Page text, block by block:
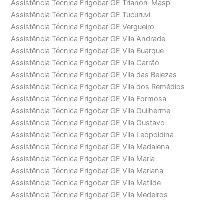
Assistência Técnica Frigobar GE Trianon-Masp
Assistência Técnica Frigobar GE Tucuruvi
Assistência Técnica Frigobar GE Vergueiro
Assistência Técnica Frigobar GE Vila Andrade
Assistência Técnica Frigobar GE Vila Buarque
Assistência Técnica Frigobar GE Vila Carrão
Assistência Técnica Frigobar GE Vila das Belezas
Assistência Técnica Frigobar GE Vila dos Remédios
Assistência Técnica Frigobar GE Vila Formosa
Assistência Técnica Frigobar GE Vila Guilherme
Assistência Técnica Frigobar GE Vila Gustavo
Assistência Técnica Frigobar GE Vila Leopoldina
Assistência Técnica Frigobar GE Vila Madalena
Assistência Técnica Frigobar GE Vila Maria
Assistência Técnica Frigobar GE Vila Mariana
Assistência Técnica Frigobar GE Vila Matilde
Assistência Técnica Frigobar GE Vila Medeiros